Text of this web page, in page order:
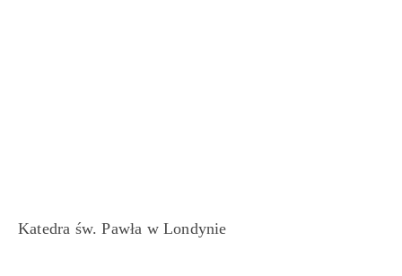
Katedra św. Pawła w Londynie